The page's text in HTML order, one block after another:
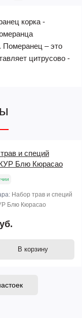
корка -
Померанец – это
цитрусово -
и специй
Блю Кюрасао
Набор трав и специй
Блю Кюрасао
В корзину